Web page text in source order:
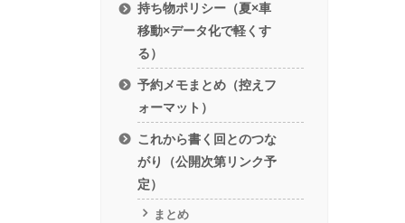
持ち物ポリシー（夏×車
移動×データ化で軽くす
る）
予約メモまとめ（控えフ
ォーマット）
これから書く回とのつな
がり（公開次第リンク予
定）
まとめ